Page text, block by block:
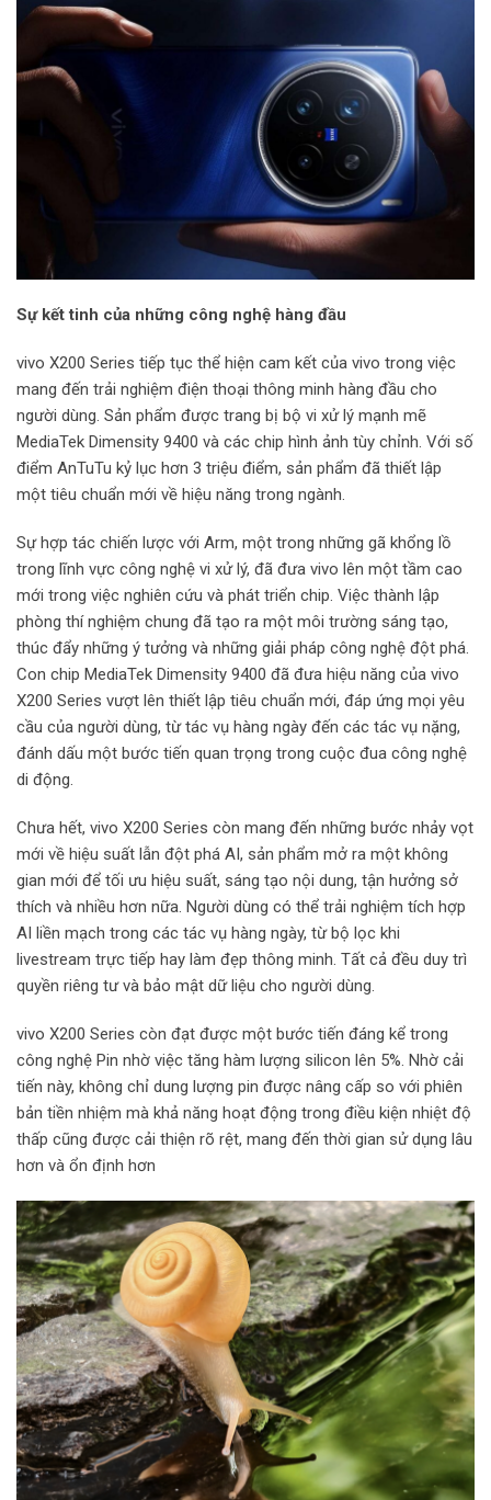
Sự kết tinh của những công nghệ hàng đầu
vivo X200 Series tiếp tục thể hiện cam kết của vivo trong việc
mang đến trải nghiệm điện thoại thông minh hàng đầu cho
người dùng. Sản phẩm được trang bị bộ vi xử lý mạnh mẽ
MediaTek Dimensity 9400 và các chip hình ảnh tùy chỉnh. Với số
điểm AnTuTu kỷ lục hơn 3 triệu điểm, sản phẩm đã thiết lập
một tiêu chuẩn mới về hiệu năng trong ngành.
Sự hợp tác chiến lược với Arm, một trong những gã khổng lồ
trong lĩnh vực công nghệ vi xử lý, đã đưa vivo lên một tầm cao
mới trong việc nghiên cứu và phát triển chip. Việc thành lập
phòng thí nghiệm chung đã tạo ra một môi trường sáng tạo,
thúc đẩy những ý tưởng và những giải pháp công nghệ đột phá.
Con chip MediaTek Dimensity 9400 đã đưa hiệu năng của vivo
X200 Series vượt lên thiết lập tiêu chuẩn mới, đáp ứng mọi yêu
cầu của người dùng, từ tác vụ hàng ngày đến các tác vụ nặng,
đánh dấu một bước tiến quan trọng trong cuộc đua công nghệ
di động.
Chưa hết, vivo X200 Series còn mang đến những bước nhảy vọt
mới về hiệu suất lẫn đột phá AI, sản phẩm mở ra một không
gian mới để tối ưu hiệu suất, sáng tạo nội dung, tận hưởng sở
thích và nhiều hơn nữa. Người dùng có thể trải nghiệm tích hợp
AI liền mạch trong các tác vụ hàng ngày, từ bộ lọc khi
livestream trực tiếp hay làm đẹp thông minh. Tất cả đều duy trì
quyền riêng tư và bảo mật dữ liệu cho người dùng.
vivo X200 Series còn đạt được một bước tiến đáng kể trong
công nghệ Pin nhờ việc tăng hàm lượng silicon lên 5%. Nhờ cải
tiến này, không chỉ dung lượng pin được nâng cấp so với phiên
bản tiền nhiệm mà khả năng hoạt động trong điều kiện nhiệt độ
thấp cũng được cải thiện rõ rệt, mang đến thời gian sử dụng lâu
hơn và ổn định hơn